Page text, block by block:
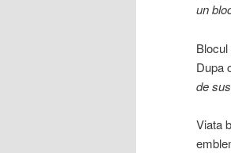
un
Dupa
de
Viata